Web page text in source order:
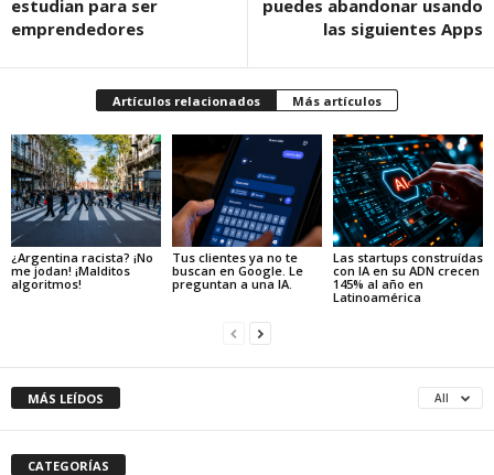
estudian para ser
emprendedores
puedes abandonar usando
las siguientes Apps
Artículos relacionados Más artículos
¿Argentina racista? ¡No
me jodan! ¡Malditos
algoritmos!
Tus clientes ya no te
buscan en Google. Le
preguntan a una IA.
Las startups construídas
con IA en su ADN crecen
145% al año en
Latinoamérica
MÁS LEÍDOS All
CATEGORÍAS